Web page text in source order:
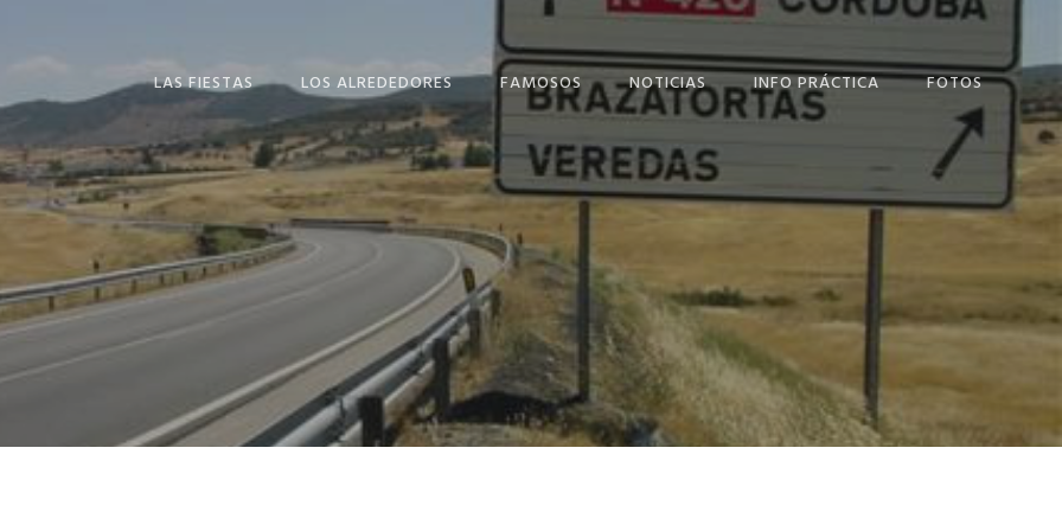
LAS FIESTAS
LA ROMERÍA DE SAN
ISIDRO
LA DIVINA PASTORA
EL SANTÍSIMO CRISTO
DE ORENSE.
LOS ALREDEDORES FAMOSOS
MILLÁN SALCEDO
FERNANDO USERO
ANTONIO GALA
NOTICIAS INFO PRÁCTICA
DONDE ALOJARTE
NUESTRAS CALLES
FOTOS